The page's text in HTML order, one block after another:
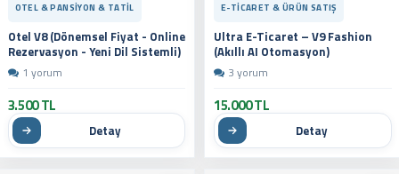
OTEL & PANSIYON & TATIL
Otel V8 (Dönemsel Fiyat - Online
Rezervasyon - Yeni Dil Sistemli)
1 yorum
3.500 TL
Detay
E-TICARET & ÜRÜN SATIŞ
Ultra E-Ticaret – V9 Fashion
(Akıllı AI Otomasyon)
3 yorum
15.000 TL
Detay